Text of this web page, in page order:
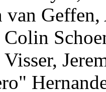
van